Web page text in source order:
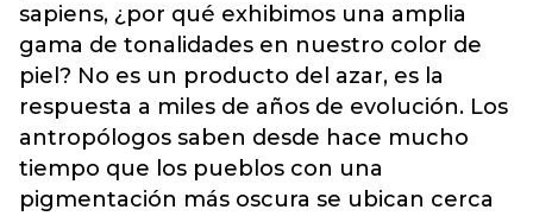
sapiens, ¿por qué exhibimos una amplia
gama de tonalidades en nuestro color de
piel? No es un producto del azar, es la
respuesta a miles de años de evolución. Los
antropólogos saben desde hace mucho
tiempo que los pueblos con una
pigmentación más oscura se ubican cerca